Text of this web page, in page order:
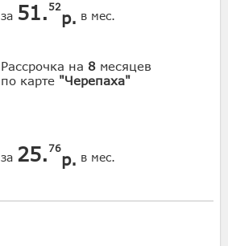
за 51. 52
р. в мес.
Рассрочка на 8 месяцев
по карте "Черепаха"
за 25. 76
р. в мес.